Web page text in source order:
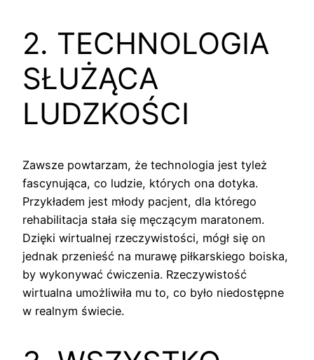
2. TECHNOLOGIA
SŁUŻĄCA
LUDZKOŚCI
Zawsze powtarzam, że technologia jest tyleż
fascynująca, co ludzie, których ona dotyka.
Przykładem jest młody pacjent, dla którego
rehabilitacja stała się męczącym maratonem.
Dzięki wirtualnej rzeczywistości, mógł się on
jednak przenieść na murawę piłkarskiego boiska,
by wykonywać ćwiczenia. Rzeczywistość
wirtualna umożliwiła mu to, co było niedostępne
w realnym świecie.